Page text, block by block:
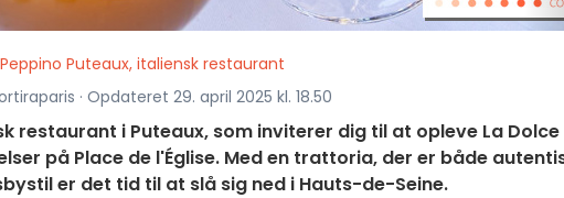
Peppino Puteaux, italiensk restaurant
· Opdateret 29. april 2025 kl. 18.50
restaurant i Puteaux, som inviterer dig til at opleve La Dolce
på Place de l'Église. Med en trattoria, der er både
er det tid til at slå sig ned i Hauts-de-Seine.